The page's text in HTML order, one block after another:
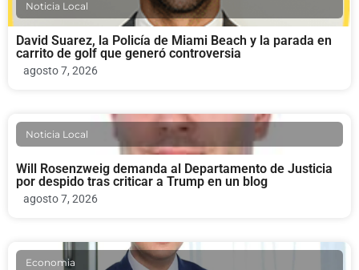
Noticia Local
David Suarez, la Policía de Miami Beach y la parada en
carrito de golf que generó controversia
agosto 7, 2026
Noticia Local
Will Rosenzweig demanda al Departamento de Justicia
por despido tras criticar a Trump en un blog
agosto 7, 2026
Economia